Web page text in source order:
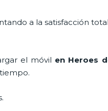
a la satisfacción
el móvil en Heroes